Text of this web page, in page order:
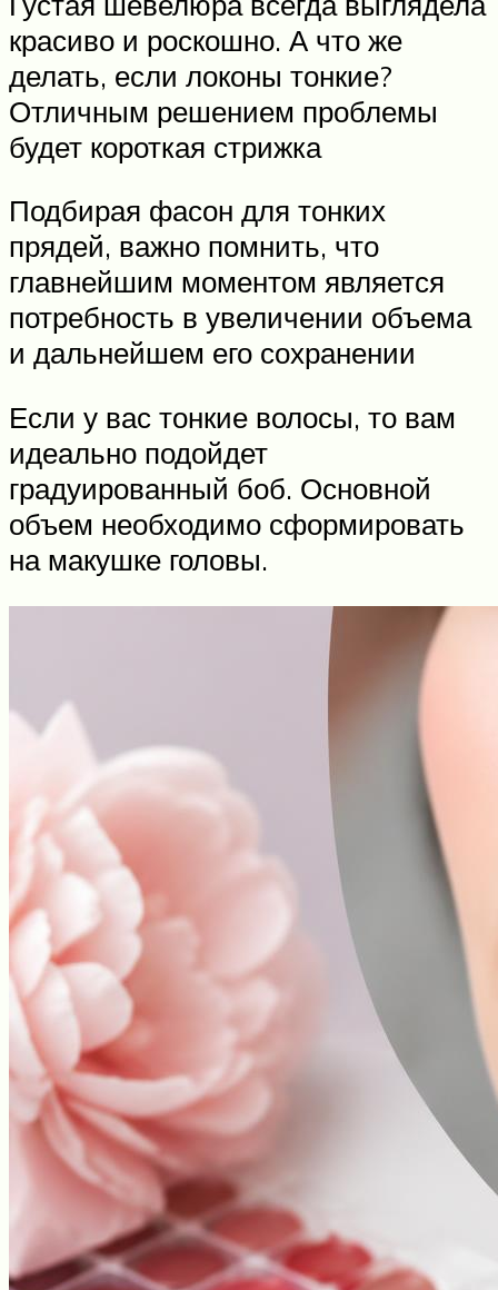
красиво и роскошно. А что же
делать, если локоны тонкие?
Отличным решением проблемы
будет короткая стрижка
Подбирая фасон для тонких
прядей, важно помнить, что
главнейшим моментом является
потребность в увеличении объема
и дальнейшем его сохранении
Если у вас тонкие волосы, то вам
идеально подойдет
градуированный боб. Основной
объем необходимо сформировать
на макушке головы.